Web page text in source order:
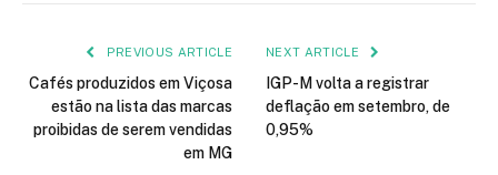
PREVIOUS ARTICLE
Cafés produzidos em Viçosa
estão na lista das marcas
proibidas de serem vendidas
em MG
NEXT ARTICLE
IGP-M volta a registrar
deflação em setembro, de
0,95%